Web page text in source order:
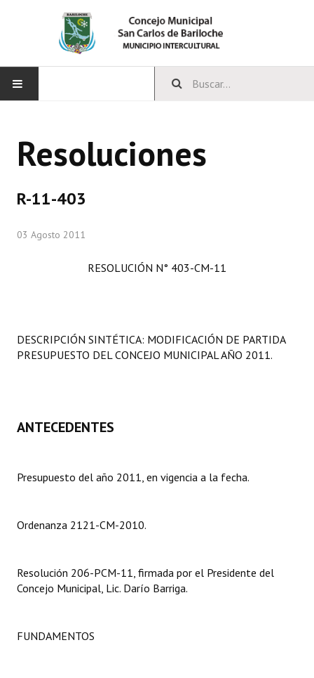
CONCEJO
Comisiones Permanentes
Comisiones Especiales
LEGISLACIÓN
Constitución Provincial
Reglamento Interno
DOCUMENTOS
Resoluciones
R-11-403
03 Agosto 2011
RESOLUCIÓN N° 403-CM-11
DESCRIPCIÓN SINTÉTICA: MODIFICACIÓN DE PARTIDA
PRESUPUESTO DEL CONCEJO MUNICIPAL AÑO 2011.
ANTECEDENTES
Presupuesto del año 2011, en vigencia a la fecha.
Ordenanza 2121-CM-2010.
Resolución 206-PCM-11, firmada por el Presidente del
Concejo Municipal, Lic. Darío Barriga.
FUNDAMENTOS